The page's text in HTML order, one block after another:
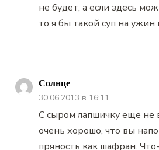
не будет, а если здесь
то я бы такой суп на ужин
Солнце
30.06.2013 в 16:11
С сыром лапшичку еще не
очень хорошо, что вы
пряность как шафран.